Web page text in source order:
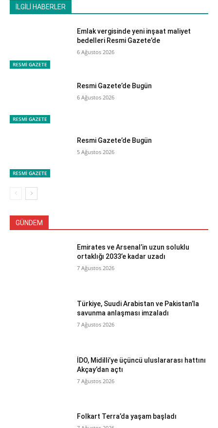
İLGİLİ HABERLER
RESMİ GAZETE
Emlak vergisinde yeni inşaat maliyet
bedelleri Resmi Gazete’de
6 Ağustos 2026
RESMİ GAZETE
Resmi Gazete’de Bugün
6 Ağustos 2026
RESMİ GAZETE
Resmi Gazete’de Bugün
5 Ağustos 2026
GÜNDEM
Emirates ve Arsenal’in uzun soluklu
ortaklığı 2033’e kadar uzadı
7 Ağustos 2026
Türkiye, Suudi Arabistan ve Pakistan’la
savunma anlaşması imzaladı
7 Ağustos 2026
İDO, Midilli’ye üçüncü uluslararası hattını
Akçay’dan açtı
7 Ağustos 2026
Folkart Terra’da yaşam başladı